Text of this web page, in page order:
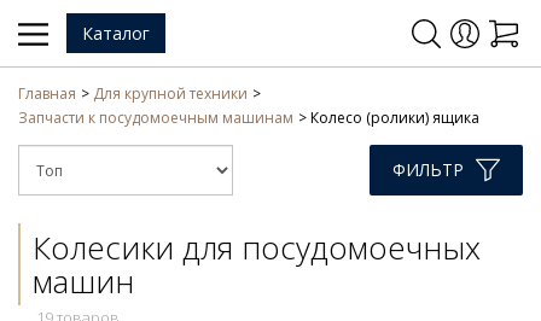
Каталог
Главная
Для крупной техники
Запчасти к посудомоечным машинам
Колесо (ролики) ящика
ФИЛЬТР
Колесики для посудомоечных
машин